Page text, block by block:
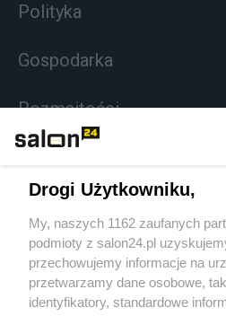
Polityka
Gospodarka
Rozmaitości
Sport
Społeczeństwo
Kultura
Drogi Użytkowniku,
My, naszych 1162 zaufanych
podmioty z salon24.pl
przechowujemy informacje na
przetwarzamy dane osobowe,
identyfikatory, standardowe